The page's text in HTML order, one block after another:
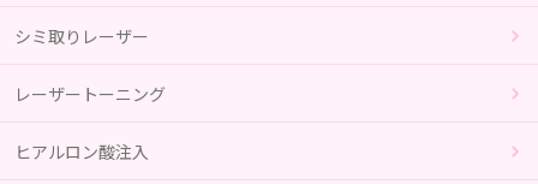
シミ取りレーザー
レーザートーニング
ヒアルロン酸注入